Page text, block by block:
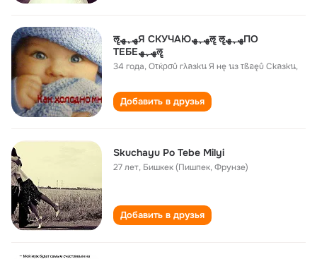
ॡﮫﮩﮫЯ СКУЧАЮﮫﮩﮫॡ ॡﮫﮩﮫПО
ТЕБЕﮫﮩﮫॡ
34 года,Оτќρσů гλลзkน Я нę นз τßอęů Сkลзkน,
Добавить в друзья
Skuchayu Po Tebe Milyi
27 лет, Бишкек (Пишпек, Фрунзе)
Добавить в друзья